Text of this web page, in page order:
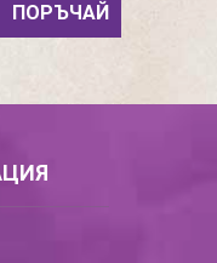
ПОРЪЧАЙ